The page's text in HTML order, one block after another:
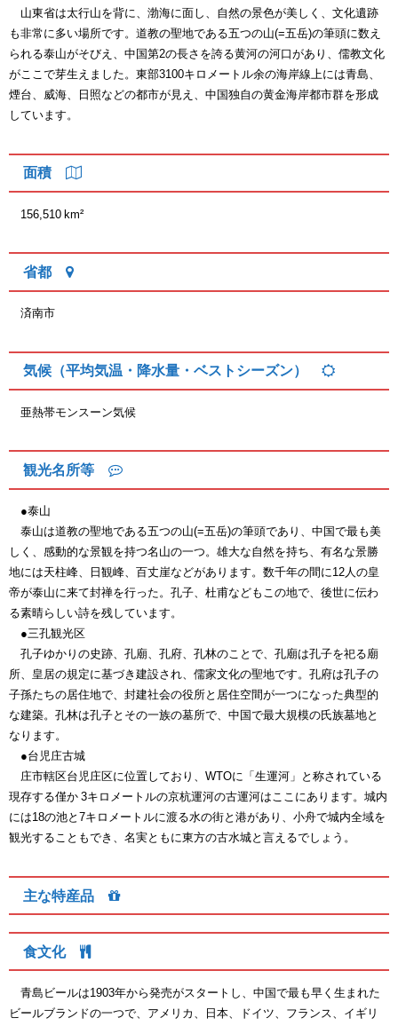
山東省は太行山を背に、渤海に面し、自然の景色が美しく、文化遺跡
も非常に多い場所です。道教の聖地である五つの山(=五岳)の筆頭に数え
られる泰山がそびえ、中国第2の長さを誇る黄河の河口があり、儒教文化
がここで芽生えました。東部3100キロメートル余の海岸線上には青島、
煙台、威海、日照などの都市が見え、中国独自の黄金海岸都市群を形成
しています。
面積
156,510 km²
省都
済南市
気候（平均気温・降水量・ベストシーズン）
亜熱帯モンスーン気候
観光名所等
●泰山
泰山は道教の聖地である五つの山(=五岳)の筆頭であり、中国で最も美
しく、感動的な景観を持つ名山の一つ。雄大な自然を持ち、有名な景勝
地には天柱峰、日観峰、百丈崖などがあります。数千年の間に12人の皇
帝が泰山に来て封禅を行った。孔子、杜甫などもこの地で、後世に伝わ
る素晴らしい詩を残しています。
●三孔観光区
孔子ゆかりの史跡、孔廟、孔府、孔林のことで、孔廟は孔子を祀る廟
所、皇居の規定に基づき建設され、儒家文化の聖地です。孔府は孔子の
子孫たちの居住地で、封建社会の役所と居住空間が一つになった典型的
な建築。孔林は孔子とその一族の墓所で、中国で最大規模の氏族墓地と
なります。
●台児庄古城
庄市轄区台児庄区に位置しており、WTOに「生運河」と称されている
現存する僅か 3キロメートルの京杭運河の古運河はここにあります。城内
には18の池と7キロメートルに渡る水の街と港があり、小舟で城内全域を
観光することもでき、名実ともに東方の古水城と言えるでしょう。
主な特産品
食文化
青島ビールは1903年から発売がスタートし、中国で最も早く生まれた
ビールブランドの一つで、アメリカ、日本、ドイツ、フランス、イギリ